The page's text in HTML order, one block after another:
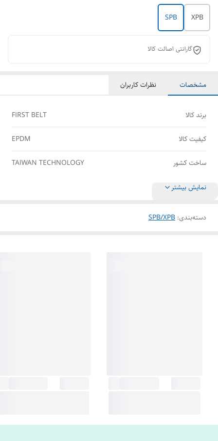
XPB
SPB
گارانتی اصالت کالا
مشخصات نظرات کاربران
برند کالا FIRST BELT
کیفیت کالا EPDM
ساخت کشور TAIWAN TECHNOLOGY
نمایش بیشتر
دسته‌بندی:
SPB/XPB